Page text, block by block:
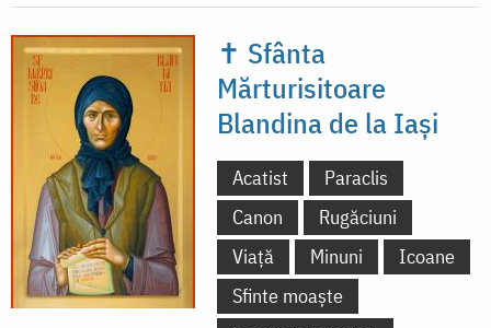
✝ Sfânta
Mărturisitoare
Blandina de la Iași
Acatist
Paraclis
Canon
Rugăciuni
Viață
Minuni
Icoane
Sfinte moaște